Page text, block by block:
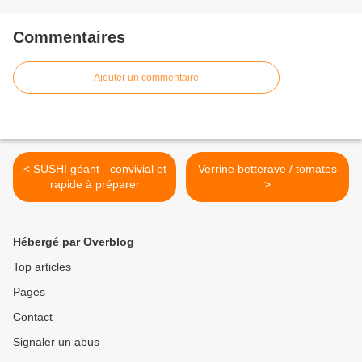
Commentaires
Ajouter un commentaire
< SUSHI géant - convivial et
rapide à préparer
Verrine betterave / tomates
>
Hébergé par Overblog
Top articles
Pages
Contact
Signaler un abus